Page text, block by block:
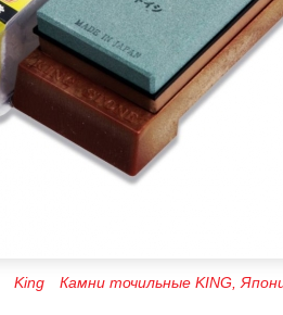
King Камни точильные KING,